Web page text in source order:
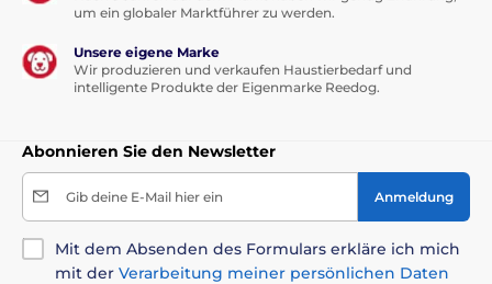
um ein globaler Marktführer zu werden.
Unsere eigene Marke
Wir produzieren und verkaufen Haustierbedarf und
intelligente Produkte der Eigenmarke Reedog.
Abonnieren Sie den Newsletter
Gib deine E-Mail hier ein Anmeldung
Mit dem Absenden des Formulars erkläre ich mich
mit der Verarbeitung meiner persönlichen Daten